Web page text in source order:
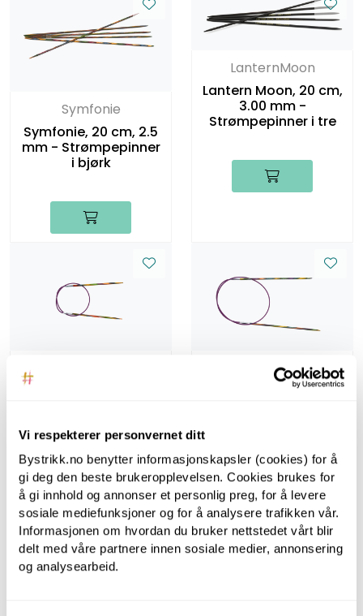
Vi respekterer personvernet ditt
Bystrikk.no benytter informasjonskapsler (cookies) for å
gi deg den beste brukeropplevelsen. Cookies brukes for
å gi innhold og annonser et personlig preg, for å levere
sosiale mediefunksjoner og for å analysere trafikken vår.
Informasjonen om hvordan du bruker nettstedet vårt blir
delt med våre partnere innen sosiale medier, annonsering
og analysearbeid.
Symfonie
Symfonie, 20 cm, 2.5
mm - Strømpepinner
i bjørk
LanternMoon
Lantern Moon, 20 cm,
3.00 mm -
Strømpepinner i tre
Symfonie, 40 cm, 2.5
Symfonie
Symfonie, 60 cm, 2.5